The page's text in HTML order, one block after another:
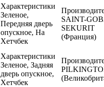
Характеристики
Зеленое,
Передняя дверь
опускное, На
Хетчбек
SAINT-
SEKURIT
(Франция)
Характеристики
Зеленое, Задняя
дверь опускное,
Хетчбек